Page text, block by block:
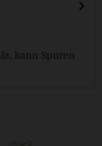
kann Spuren